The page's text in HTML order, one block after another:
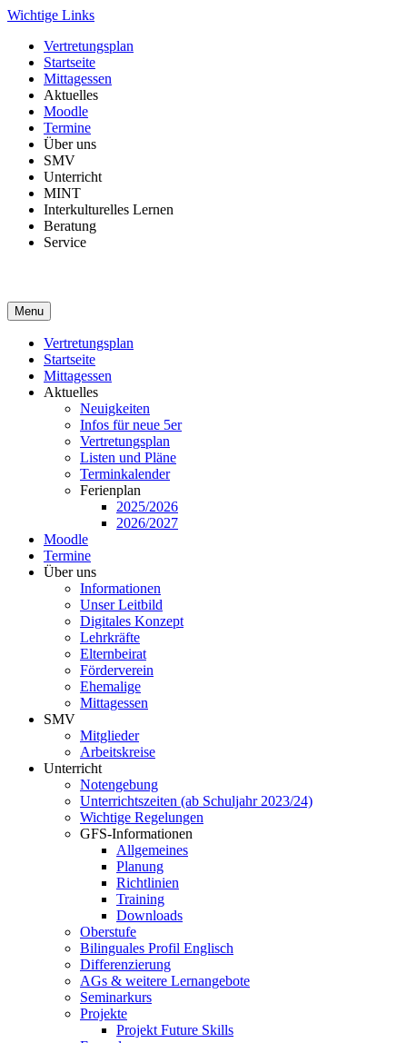
Skip
content
Wichtige Links
Vertretungsplan
Startseite
Mittagessen
Aktuelles
Moodle
Termine
Über uns
SMV
Unterricht
MINT
Interkulturelles Lernen
Beratung
Service
Menu
Vertretungsplan
Startseite
Mittagessen
Aktuelles
Neuigkeiten
Infos für neue 5er
Vertretungsplan
Listen und Pläne
Terminkalender
Ferienplan
2025/2026
2026/2027
Moodle
Termine
Über uns
Informationen
Unser Leitbild
Digitales Konzept
Lehrkräfte
Elternbeirat
Förderverein
Ehemalige
Mittagessen
SMV
Mitglieder
Arbeitskreise
Unterricht
Notengebung
Unterrichtszeiten (ab Schuljahr 2023/24)
Wichtige Regelungen
GFS-Informationen
Allgemeines
Planung
Richtlinien
Training
Downloads
Oberstufe
Bilinguales Profil Englisch
Differenzierung
AGs & weitere Lernangebote
Seminarkurs
Projekte
Projekt Future Skills